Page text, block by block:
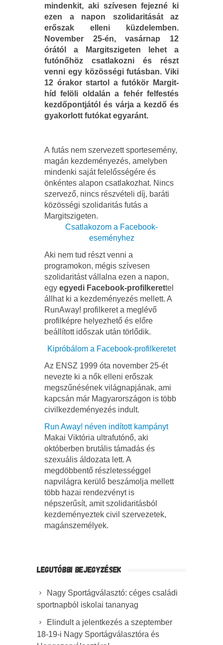
mindenkit, aki szívesen fejezné ki
ezen a napon szolidaritását az
erőszak elleni küzdelemben.
November 25-én, vasárnap 12
órától a Margitszigeten lehet a
futónőhöz csatlakozni és részt
venni egy közösségi futásban. Viki
12 órakor startol a futókör Margit-
híd felöli oldalán a fehér felfestés
kezdőpontjától és várja a kezdő és
gyakorlott futókat egyaránt.
A futás nem szervezett sportesemény,
magán kezdeményezés, amelyben
mindenki saját felelősségére és
önkéntes alapon csatlakozhat. Nincs
szervező, nincs részvételi díj, baráti
közösségi szolidaritás futás a
Margitszigeten.
Csatlakozom a Facebook-
eseményhez
Aki nem tud részt venni a
programokon, mégis szívesen
szolidaritást vállalna ezen a napon,
egy egyedi Facebook-profilkerettel
állhat ki a kezdeményezés mellett. A
RunAway! profilkeret a meglévő
profilképre helyezhető és előre
beállított időszak után törlődik.
Kipróbálom a Facebook-profilkeretet
Az ENSZ 1999 óta november 25-ét
nevezte ki a nők elleni erőszak
megszűnésének világnapjának, ami
kapcsán már Magyarországon is több
civilkezdeményezés indult.
Run Away! néven indított kampányt
Makai Viktória ultrafutónő, aki
októberben brutális támadás és
szexuális áldozata lett. A
megdöbbentő részletességgel
napvilágra kerülő beszámolja mellett
több hazai rendezvényt is
népszerűsít, amit szolidaritásból
kezdeményeztek civil szervezetek,
magánszemélyek.
LEGUTÓBBI BEJEGYZÉSEK
Nagy Sportágválasztó: céges családi
sportnapból iskolai tananyag
Elindult a jelentkezés a szeptember
18-19-i Nagy Sportágválasztóra és